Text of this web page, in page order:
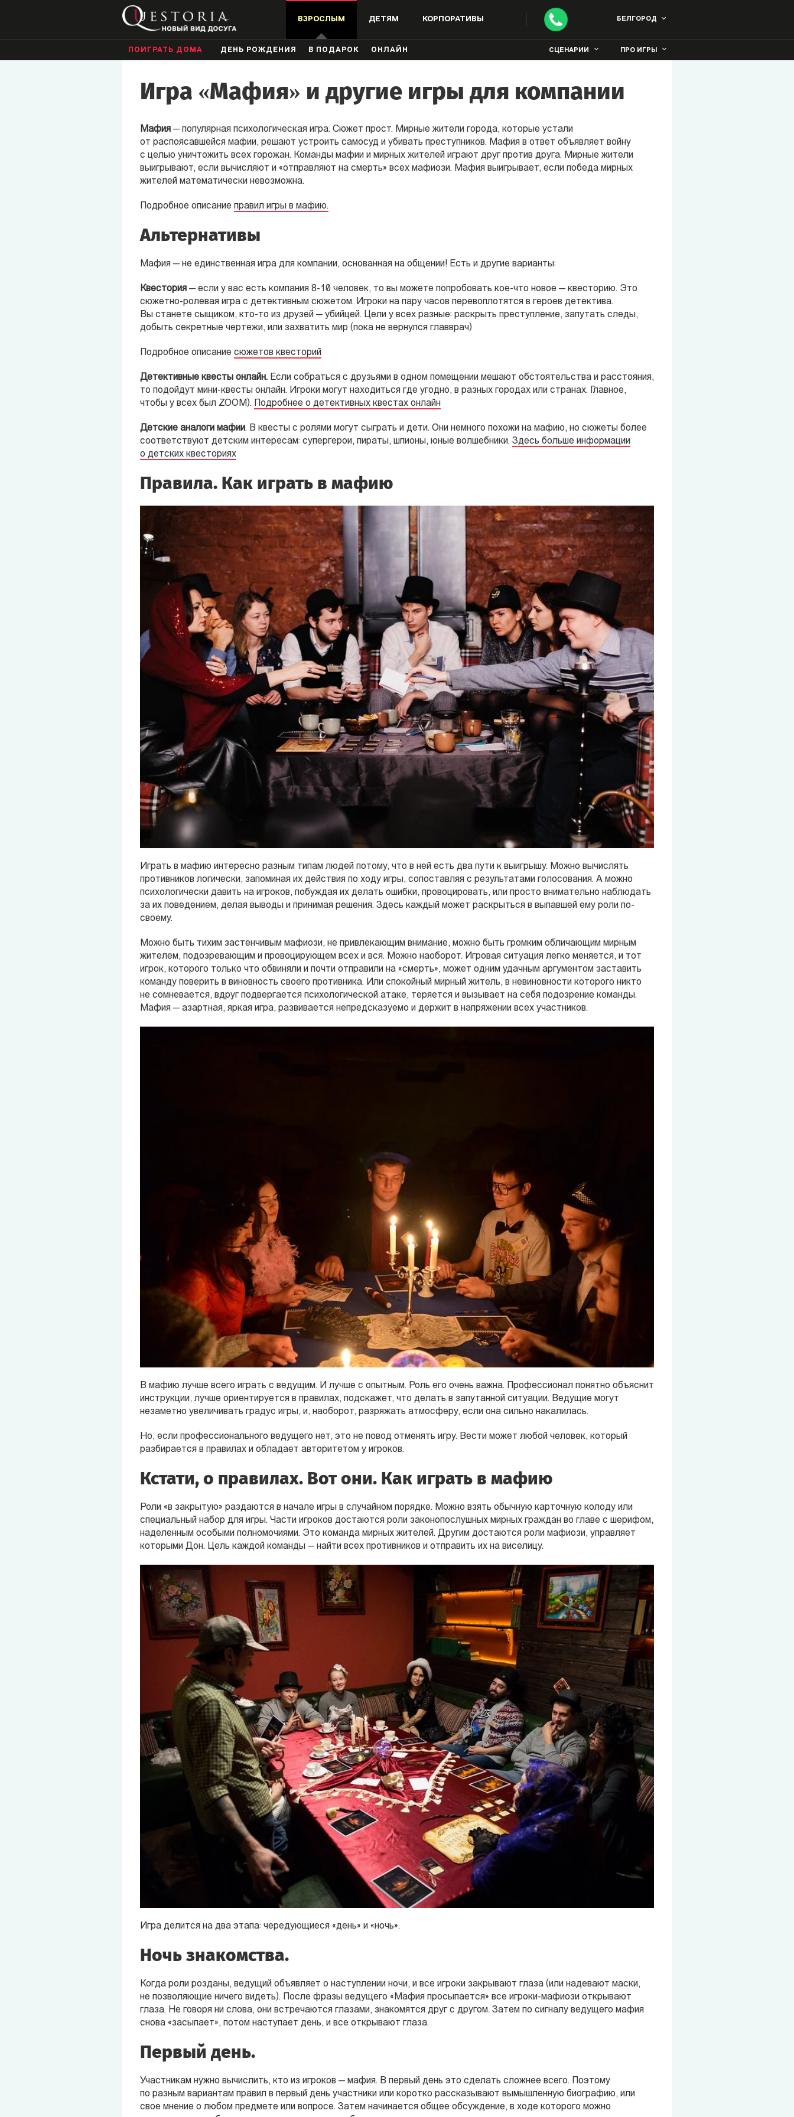
ВЗРОСЛЫМ ДЕТЯМ КОРПОРАТИВЫ БЕЛГОРОД
ПОИГРАТЬ ДОМА ДЕНЬ РОЖДЕНИЯ В ПОДАРОК ОНЛАЙН СЦЕНАРИИ ПРО ИГРЫ
Игра «Мафия» и другие игры для компании
Мафия — популярная психологическая игра. Сюжет прост. Мирные жители города, которые устали
от распоясавшейся мафии, решают устроить самосуд и убивать преступников. Мафия в ответ объявляет войну
с целью уничтожить всех горожан. Команды мафии и мирных жителей играют друг против друга. Мирные жители
выигрывают, если вычисляют и «отправляют на смерть» всех мафиози. Мафия выигрывает, если победа мирных
жителей математически невозможна.
Подробное описание правил игры в мафию.
Альтернативы
Мафия — не единственная игра для компании, основанная на общении! Есть и другие варианты:
Квестория — если у вас есть компания 8-10 человек, то вы можете попробовать кое-что новое — квесторию. Это
сюжетно-ролевая игра с детективным сюжетом. Игроки на пару часов перевоплотятся в героев детектива.
Вы станете сыщиком, кто-то из друзей — убийцей. Цели у всех разные: раскрыть преступление, запутать следы,
добыть секретные чертежи, или захватить мир (пока не вернулся главврач)
Подробное описание сюжетов квесторий
Детективные квесты онлайн. Если собраться с друзьями в одном помещении мешают обстоятельства и расстояния,
то подойдут мини-квесты онлайн. Игроки могут находиться где угодно, в разных городах или странах. Главное,
чтобы у всех был ZOOM).
Подробнее о детективных квестах онлайн
Детские аналоги мафии. В квесты с ролями могут сыграть и дети. Они немного похожи на мафию, но сюжеты более
соответствуют детским интересам: супергерои, пираты, шпионы, юные волшебники. Здесь больше информации
о детских квесториях
Правила. Как играть в мафию
Играть в мафию интересно разным типам людей потому, что в ней есть два пути к выигрышу. Можно вычислять
противников логически, запоминая их действия по ходу игры, сопоставляя с результатами голосования. А можно
психологически давить на игроков, побуждая их делать ошибки, провоцировать, или просто внимательно наблюдать
за их поведением, делая выводы и принимая решения. Здесь каждый может раскрыться в выпавшей ему роли по-
своему.
Можно быть тихим застенчивым мафиози, не привлекающим внимание, можно быть громким обличающим мирным
жителем, подозревающим и провоцирующем всех и вся. Можно наоборот. Игровая ситуация легко меняется, и тот
игрок, которого только что обвиняли и почти отправили на «смерть», может одним удачным аргументом заставить
команду поверить в виновность своего противника. Или спокойный мирный житель, в невиновности которого никто
не сомневается, вдруг подвергается психологической атаке, теряется и вызывает на себя подозрение команды.
Мафия — азартная, яркая игра, развивается непредсказуемо и держит в напряжении всех участников.
В мафию лучше всего играть с ведущим. И лучше с опытным. Роль его очень важна. Профессионал понятно объяснит
инструкции, лучше ориентируется в правилах, подскажет, что делать в запутанной ситуации. Ведущие могут
незаметно увеличивать градус игры, и, наоборот, разряжать атмосферу, если она сильно накалилась.
Но, если профессионального ведущего нет, это не повод отменять игру. Вести может любой человек, который
разбирается в правилах и обладает авторитетом у игроков.
Кстати, о правилах. Вот они. Как играть в мафию
Роли «в закрытую» раздаются в начале игры в случайном порядке. Можно взять обычную карточную колоду или
специальный набор для игры. Части игроков достаются роли законопослушных мирных граждан во главе с шерифом,
наделенным особыми полномочиями. Это команда мирных жителей. Другим достаются роли мафиози, управляет
которыми Дон. Цель каждой команды — найти всех противников и отправить их на виселицу.
Игра делится на два этапа: чередующиеся «день» и «ночь».
Ночь знакомства.
Когда роли розданы, ведущий объявляет о наступлении ночи, и все игроки закрывают глаза (или надевают маски,
не позволяющие ничего видеть). После фразы ведущего «Мафия просыпается» все игроки-мафиози открывают
глаза. Не говоря ни слова, они встречаются глазами, знакомятся друг с другом. Затем по сигналу ведущего мафия
снова «засыпает», потом наступает день, и все открывают глаза.
Первый день.
Участникам нужно вычислить, кто из игроков — мафия. В первый день это сделать сложнее всего. Поэтому
по разным вариантам правил в первый день участники или коротко рассказывают вымышленную биографию, или
свое мнение о любом предмете или вопросе. Затем начинается общее обсуждение, в ходе которого можно